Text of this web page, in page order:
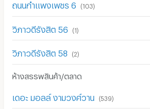
ถนนกำแพงเพชร 6 (103)
วิภาวดีรังสิต 56 (1)
วิภาวดีรังสิต 58 (2)
ห้างสรรพสินค้า/ตลาด
เดอะ มอลล์ งามวงศ์วาน (539)